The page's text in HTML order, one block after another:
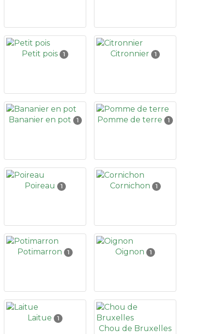
Petit pois 1 Citronnier 1
Bananier en pot 1 Pomme de terre 1
Poireau 1 Cornichon 1
Potimarron 1 Oignon 1
Laitue 1
Chou de Bruxelles